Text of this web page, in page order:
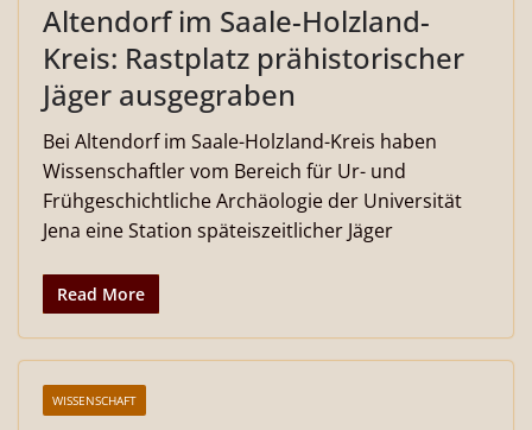
Altendorf im Saale-Holzland-
Kreis: Rastplatz prähistorischer
Jäger ausgegraben
Bei Altendorf im Saale-Holzland-Kreis haben
Wissenschaftler vom Bereich für Ur- und
Frühgeschichtliche Archäologie der Universität
Jena eine Station späteiszeitlicher Jäger
Read More
WISSENSCHAFT